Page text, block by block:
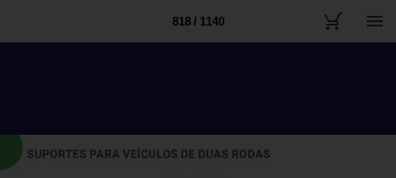
818 / 1140